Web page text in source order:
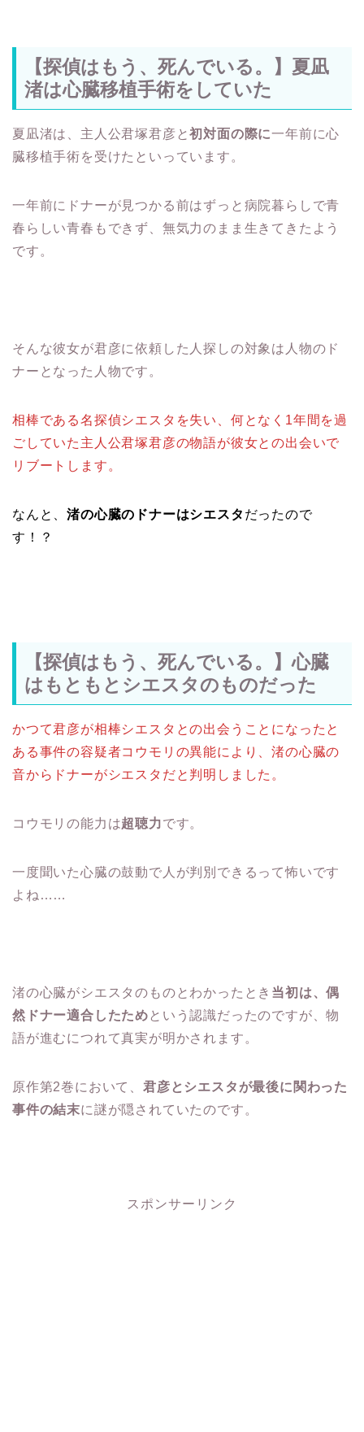
【探偵はもう、死んでいる。】夏凪
渚は心臓移植手術をしていた
夏凪渚は、主人公君塚君彦と初対面の際に一年前に心
臓移植手術を受けたといっています。
一年前にドナーが見つかる前はずっと病院暮らしで青
春らしい青春もできず、無気力のまま生きてきたよう
です。
そんな彼女が君彦に依頼した人探しの対象は人物のド
ナーとなった人物です。
相棒である名探偵シエスタを失い、何となく1年間を過
ごしていた主人公君塚君彦の物語が彼女との出会いで
リブートします。
なんと、渚の心臓のドナーはシエスタ だったので
す！？
【探偵はもう、死んでいる。】心臓
はもともとシエスタのものだった
かつて君彦が相棒シエスタとの出会うことになったと
ある事件の容疑者コウモリの異能により、渚の心臓の
音からドナーがシエスタだと判明しました。
コウモリの能力は超聴力です。
一度聞いた心臓の鼓動で人が判別できるって怖いです
よね……
渚の心臓がシエスタのものとわかったとき 当初は、偶
然ドナー適合したため という認識だったのですが、物
語が進むにつれて真実が明かされます。
原作第2巻において、 君彦とシエスタが最後に関わった
事件の結末に謎が隠されていたのです。
スポンサーリンク